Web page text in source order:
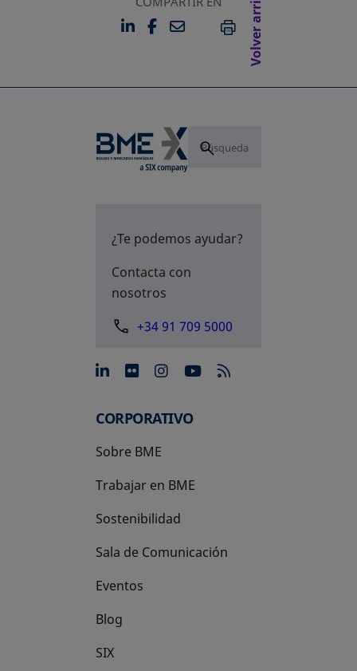
LINKEDIN
SE ABRE EN UNA PESTAÑA
FACEBOOK
SE ABRE EN UNA
EMAILIMPRIMIR
Volver arriba
¿Te podemos ayudar?
Contacta con
nosotros
+34 91 709 5000
se abre en una pestaña
se abre en una pestaña
se abre en una
se abre en una
CORPORATIVO
Sobre BME
Trabajar en BME
Sostenibilidad
Sala de Comunicación
Eventos
Blog
SIX
se abre en una pestaña nueva